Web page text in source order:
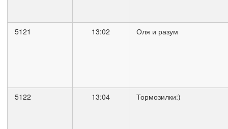
5121 13:02 Оля и разум
5122 13:04 Тормозилки:)